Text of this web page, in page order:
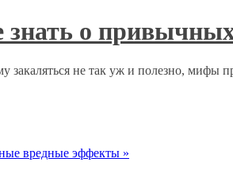
знать о
не так уж и полезно, мифы
вредные эффекты »